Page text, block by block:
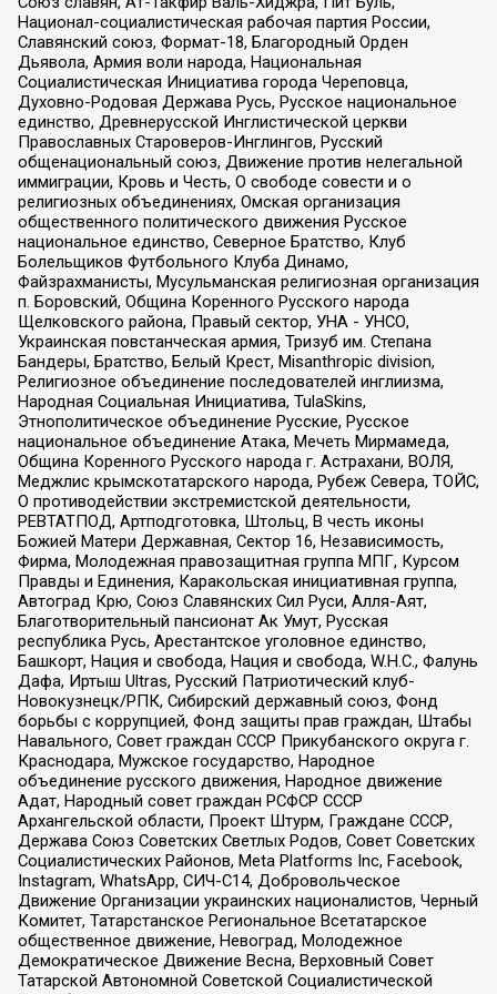
Национал-социалистическая рабочая партия России,
Славянский союз, Формат-18, Благородный Орден
Дьявола, Армия воли народа, Национальная
Социалистическая Инициатива города Череповца,
Духовно-Родовая Держава Русь, Русское национальное
единство, Древнерусской Инглистической церкви
Православных Староверов-Инглингов, Русский
общенациональный союз, Движение против нелегальной
иммиграции, Кровь и Честь, О свободе совести и о
религиозных объединениях, Омская организация
общественного политического движения Русское
национальное единство, Северное Братство, Клуб
Болельщиков Футбольного Клуба Динамо,
Файзрахманисты, Мусульманская религиозная организация
п. Боровский, Община Коренного Русского народа
Щелковского района, Правый сектор, УНА - УНСО,
Украинская повстанческая армия, Тризуб им. Степана
Бандеры, Братство, Белый Крест, Misanthropic division,
Религиозное объединение последователей инглиизма,
Народная Социальная Инициатива, TulaSkins,
Этнополитическое объединение Русские, Русское
национальное объединение Атака, Мечеть Мирмамеда,
Община Коренного Русского народа г. Астрахани, ВОЛЯ,
Меджлис крымскотатарского народа, Рубеж Севера, ТОЙС,
О противодействии экстремистской деятельности,
РЕВТАТПОД, Артподготовка, Штольц, В честь иконы
Божией Матери Державная, Сектор 16, Независимость,
Фирма, Молодежная правозащитная группа МПГ, Курсом
Правды и Единения, Каракольская инициативная группа,
Автоград Крю, Союз Славянских Сил Руси, Алля-Аят,
Благотворительный пансионат Ак Умут, Русская
республика Русь, Арестантское уголовное единство,
Башкорт, Нация и свобода, Нация и свобода, W.H.С., Фалунь
Дафа, Иртыш Ultras, Русский Патриотический клуб-
Новокузнецк/РПК, Сибирский державный союз, Фонд
борьбы с коррупцией, Фонд защиты прав граждан, Штабы
Навального, Совет граждан СССР Прикубанского округа г.
Краснодара, Мужское государство, Народное
объединение русского движения, Народное движение
Адат, Народный совет граждан РСФСР СССР
Архангельской области, Проект Штурм, Граждане СССР,
Держава Союз Советских Светлых Родов, Совет Советских
Социалистических Районов, Meta Platforms Inc, Facebook,
Instagram, WhatsApp, СИЧ-С14, Добровольческое
Движение Организации украинских националистов, Черный
Комитет, Татарстанское Региональное Всетатарское
общественное движение, Невоград, Молодежное
Демократическое Движение Весна, Верховный Совет
Татарской Автономной Советской Социалистической